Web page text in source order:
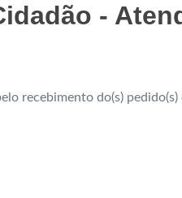
-
recebimento do(s)